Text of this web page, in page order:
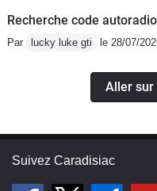
Recherche code autoradio
Par lucky luke gti le 28/07/
Aller sur
Suivez Caradisiac